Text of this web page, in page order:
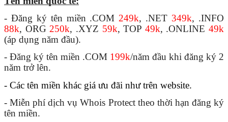
- Đăng ký tên miền .COM 249k, .NET 349k
88k, ORG 250k, .XYZ 59k, TOP 49k, .ONLINE 49k
(áp dụng năm đầu).
- Đăng ký tên miền .COM 199k/năm đầu khi đăng ký 2
năm trở lên.
- Các tên miền khác giá ưu đãi như trên website.
- Miễn phí dịch vụ Whois Protect theo thời hạn đăng ký
tên miền.